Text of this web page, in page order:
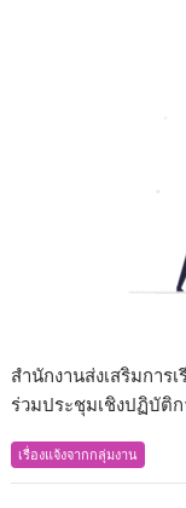
สำนักงานส่งเสริมการ
ร่วมประชุมเชิงปฏิบัติ
เรื่องแจ้งจากกลุ่มงาน